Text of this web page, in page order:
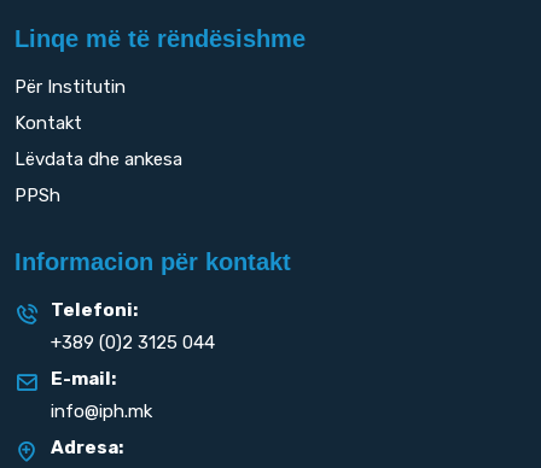
Linqe më të rëndësishme
Për Institutin
Kontakt
Lëvdata dhe ankesa
PPSh
Informacion për kontakt
Telefoni:
+389 (0)2 3125 044
E-mail:
info@iph.mk
Adresa: